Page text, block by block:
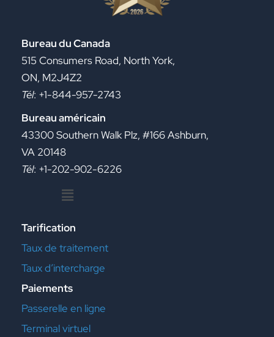
Bureau du Canada
515 Consumers Road, North York,
ON, M2J4Z2
Tél: +1-844-957-2743
Bureau américain
43300 Southern Walk Plz, #166 Ashburn,
VA 20148
Tél: +1-202-902-6226
Menu
Tarification
Taux de traitement
Taux d’intercharge
Paiements
Passerelle en ligne
Terminal virtuel